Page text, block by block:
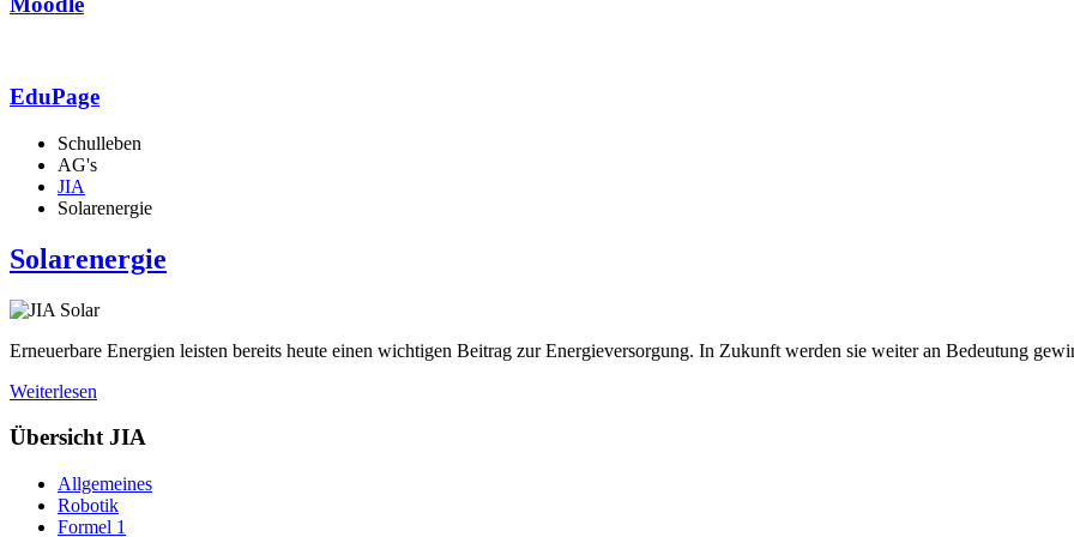
EduPage
Schulleben
AG's
JIA
Solarenergie
Solarenergie
Erneuerbare Energien leisten bereits heute einen wichtigen Beitrag zur Energieversorgung. In Zukunft werden sie weiter an Bedeutung
Weiterlesen
Übersicht JIA
Allgemeines
Robotik
Formel 1